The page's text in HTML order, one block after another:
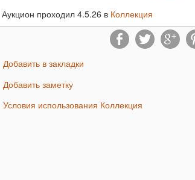
Аукцион проходил 4.5.26 в Коллекция
Добавить в закладки
Добавить заметку
Условия использования Коллекция